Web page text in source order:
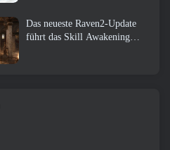
Das neueste Raven2-Update
führt das Skill Awakening